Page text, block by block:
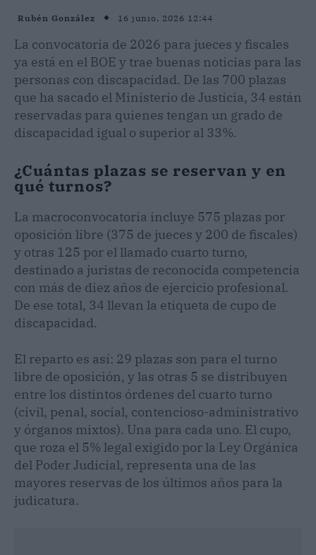
Rubén González 16 junio, 2026 12:44
La convocatoria de 2026 para jueces y fiscales
ya está en el BOE y trae buenas noticias para las
personas con discapacidad. De las 700 plazas
que ha sacado el Ministerio de Justicia, 34 están
reservadas para quienes tengan un grado de
discapacidad igual o superior al 33%.
¿Cuántas plazas se reservan y en
qué turnos?
La macroconvocatoria incluye 575 plazas por
oposición libre (375 de jueces y 200 de fiscales)
y otras 125 por el llamado cuarto turno,
destinado a juristas de reconocida competencia
con más de diez años de ejercicio profesional.
De ese total, 34 llevan la etiqueta de cupo de
discapacidad.
El reparto es así: 29 plazas son para el turno
libre de oposición, y las otras 5 se distribuyen
entre los distintos órdenes del cuarto turno
(civil, penal, social, contencioso-administrativo
y órganos mixtos). Una para cada uno. El cupo,
que roza el 5% legal exigido por la Ley Orgánica
del Poder Judicial, representa una de las
mayores reservas de los últimos años para la
judicatura.